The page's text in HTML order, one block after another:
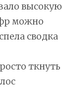
высокую
можно
сводка
ткнуть